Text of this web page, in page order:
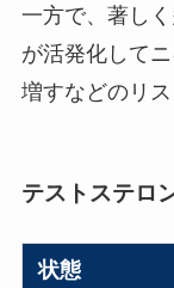
一方で、著し
が活発化して
増すなどのリ
テストステロ
状態